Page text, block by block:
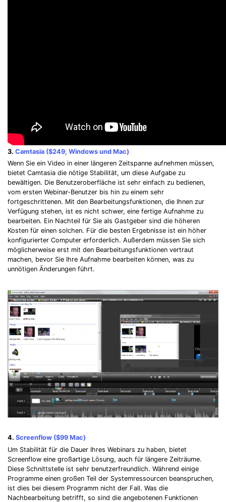
3. Camtasia ($249, Windows und Mac)
Wenn Sie ein Video in einer längeren Zeitspanne aufnehmen müssen,
bietet Camtasia die nötige Stabilität, um diese Aufgabe zu
bewältigen. Die Benutzeroberfläche ist sehr einfach zu bedienen,
vom ersten Webinar-Benutzer bis hin zu einem sehr
fortgeschrittenen. Mit den Bearbeitungsfunktionen, die Ihnen zur
Verfügung stehen, ist es nicht schwer, eine fertige Aufnahme zu
bearbeiten. Ein Nachteil für Sie als Gastgeber sind die höheren
Kosten für einen solchen. Für die besten Ergebnisse ist ein höher
konfigurierter Computer erforderlich. Außerdem müssen Sie sich
möglicherweise erst mit den Bearbeitungsfunktionen vertraut
machen, bevor Sie Ihre Aufnahme bearbeiten können, was zu
unnötigen Änderungen führt.
4. Screenflow ($99 Mac)
Um Stabilität für die Dauer Ihres Webinars zu haben, bietet
Screenflow eine großartige Lösung, auch für längere Zeiträume.
Diese Schnittstelle ist sehr benutzerfreundlich. Während einige
Programme einen großen Teil der Systemressourcen beanspruchen,
ist dies bei diesem Programm nicht der Fall. Was die
Nachbearbeitung betrifft, so sind die angebotenen Funktionen